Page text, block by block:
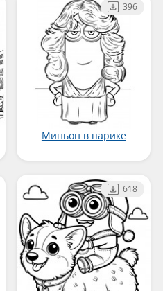
Миньон в парике
396
618